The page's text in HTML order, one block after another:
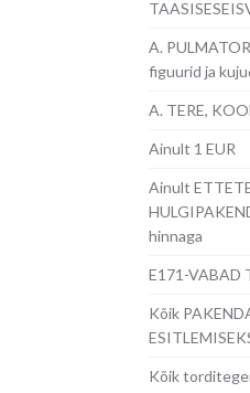
A.
figuurid ja
A. TERE,
Ainult 1 EUR
Ainult
hinnaga
E171-VABAD
Kõik
Kõik